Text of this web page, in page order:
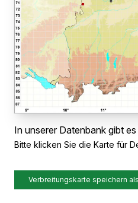
In unserer Datenbank gibt
Bitte klicken Sie die Karte für
Verbreitungskarte speichern